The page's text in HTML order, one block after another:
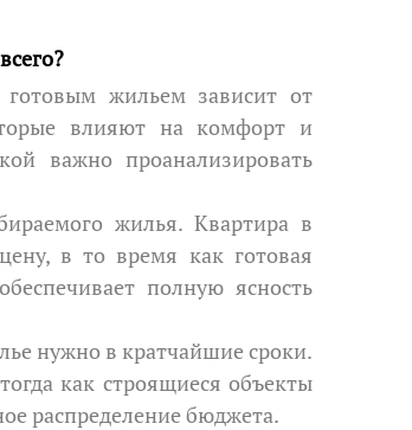
влияют на комфорт и
важно проанализировать
жилья. Квартира в
в то время как готовая
полную ясность
нужно в кратчайшие сроки.
как строящиеся объекты
распределение бюджета.